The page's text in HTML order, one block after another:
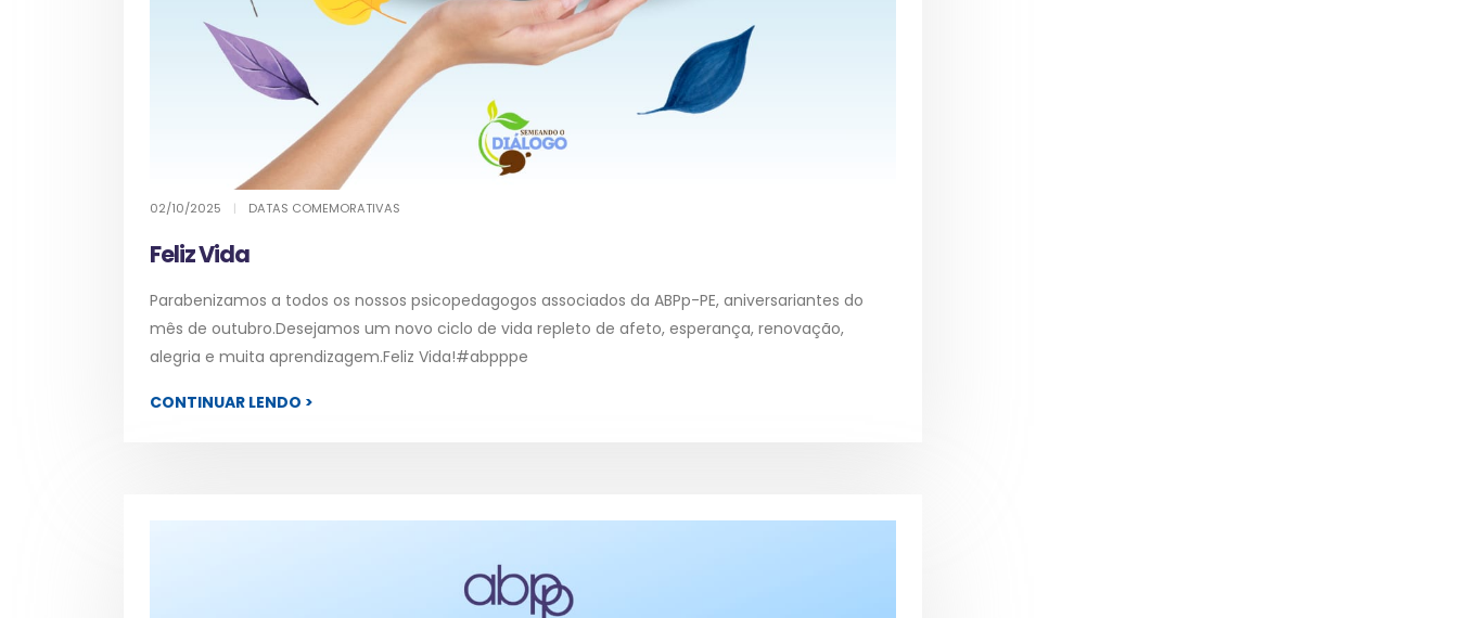
02/10/2025 | DATAS COMEMORATIVAS
Feliz Vida
Parabenizamos a todos os nossos psicopedagogos associados da ABPp-PE, aniversariantes do
mês de outubro.Desejamos um novo ciclo de vida repleto de afeto, esperança, renovação,
alegria e muita aprendizagem.Feliz Vida!#abpppe
CONTINUAR LENDO >